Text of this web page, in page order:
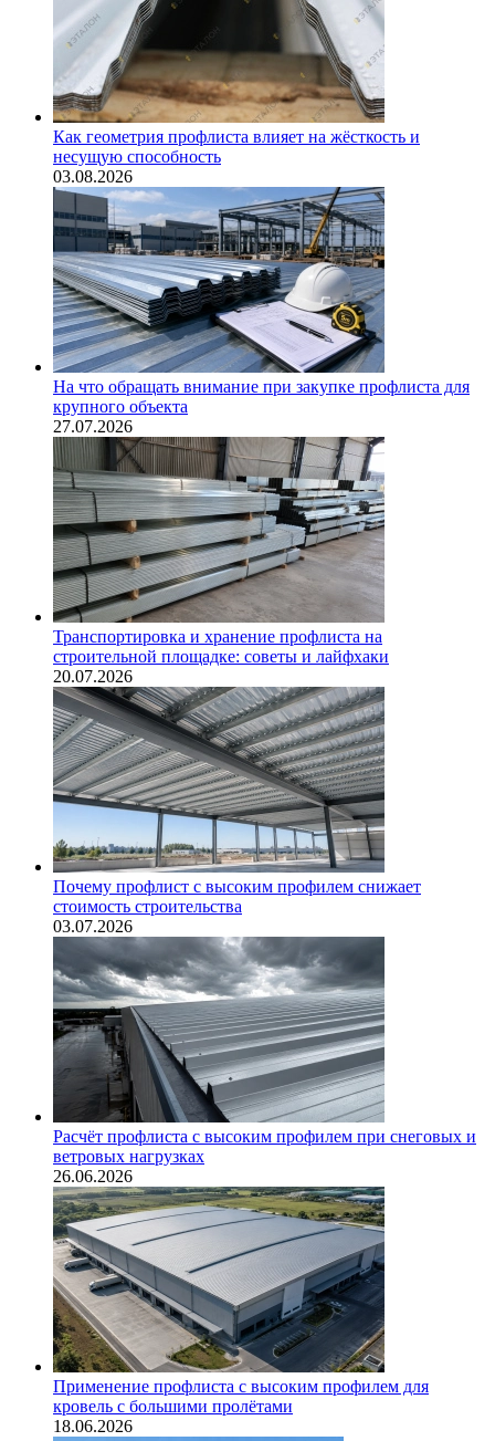
Как геометрия профлиста влияет на жёсткость и
несущую способность
03.08.2026
На что обращать внимание при закупке профлиста для
крупного объекта
27.07.2026
Транспортировка и хранение профлиста на
строительной площадке: советы и лайфхаки
20.07.2026
Почему профлист с высоким профилем снижает
стоимость строительства
03.07.2026
Расчёт профлиста с высоким профилем при снеговых и
ветровых нагрузках
26.06.2026
Применение профлиста с высоким профилем для
кровель с большими пролётами
18.06.2026